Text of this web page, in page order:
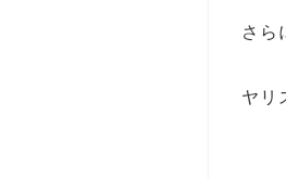
さら
ヤリ